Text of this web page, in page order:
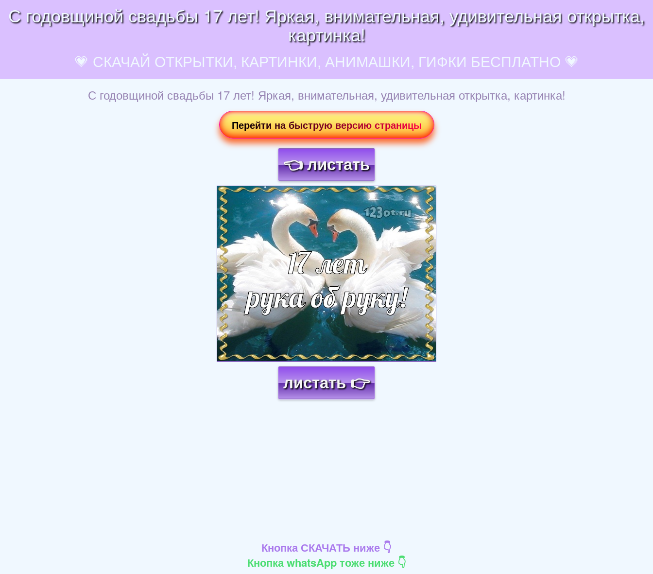
С годовщиной свадьбы 17 лет! Яркая, внимательная, удивительная открытка,
картинка!
💗 СКАЧАЙ ОТКРЫТКИ, КАРТИНКИ, АНИМАШКИ, ГИФКИ БЕСПЛАТНО 💗
С годовщиной свадьбы 17 лет! Яркая, внимательная, удивительная открытка, картинка!
Перейти на быструю версию страницы
👈 листать
Загрузка картинки...
листать 👉
Кнопка СКАЧАТЬ ниже 👇
Кнопка whatsApp тоже ниже 👇